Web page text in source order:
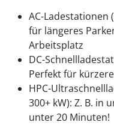
AC-Ladestationen
für längeres
Arbeitsplatz
DC-
Perfekt für
HPC-
300+ kW): Z. B. in
unter 20 Minuten!